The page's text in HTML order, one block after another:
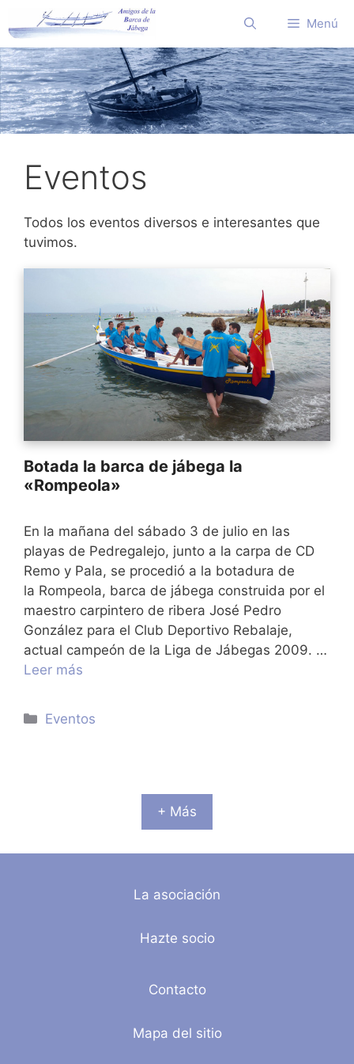
al
contenido
Menú
Eventos
Todos los eventos diversos e interesantes que
tuvimos.
Botada la barca de jábega la
«Rompeola»
En la mañana del sábado 3 de julio en las
playas de Pedregalejo, junto a la carpa de CD
Remo y Pala, se procedió a la botadura de
la Rompeola, barca de jábega construida por el
maestro carpintero de ribera José Pedro
González para el Club Deportivo Rebalaje,
actual campeón de la Liga de Jábegas 2009. …
Leer más
Categorías
Eventos
+ Más
La asociación
Hazte socio
Contacto
Mapa del sitio